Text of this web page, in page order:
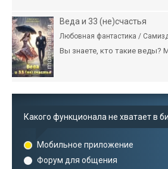
Веда и 33 (не)счастья
Любовная фантастика /
Вы знаете, кто такие веды?
Какого функционала не хватает в
Мобильное приложение
Форум для общения